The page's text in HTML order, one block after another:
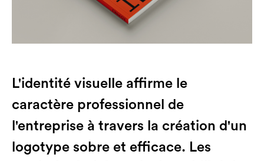
L'identité visuelle affirme le
caractère professionnel de
l'entreprise à travers la création d'un
logotype sobre et efficace. Les